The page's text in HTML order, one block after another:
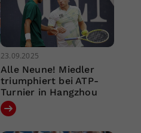
23.09.2025
Alle Neune! Miedler
triumphiert bei ATP-
Turnier in Hangzhou